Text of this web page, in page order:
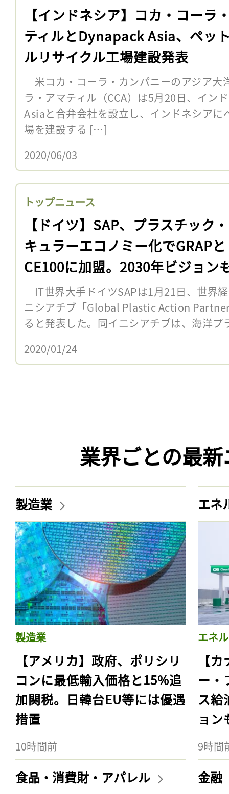
【インドネシア】コカ・コーラ
ティルとDynapack Asia、ペッ
ルリサイクル工場建設発表
米コカ・コーラ・カンパニーのアジア大
ラ・アマティル（CCA）は5月20日、イン
Asiaと合弁会社を設立し、インドネシアに
場を建設する […]
2020/06/03
トップニュース
【ドイツ】SAP、プラスチック
キュラーエコノミー化でGRAPと
CE100に加盟。2030年ビジョン
表
IT世界大手ドイツSAPは1月21日、世界
ニシアチブ「Global Plastic Action
ると発表した。同イニシアチブは、海洋
2020/01/24
業界ごとの最
製造業
製造業
【アメリカ】政府、ポリシリ
コンに最低輸入価格と15%追
加関税。日韓台EU等には優遇
措置
10時間前
エネ
エネ
【
ー・
ス給
ョン
9時間
食品・消費財・アパレル 金融